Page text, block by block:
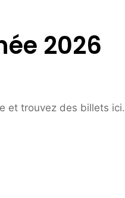
2026
et trouvez des billets ici.